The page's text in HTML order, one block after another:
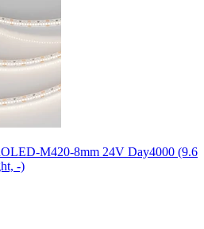
M420-8mm 24V Day4000 (9.6
-)